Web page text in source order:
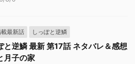
最新話 しっぽと逆鱗
と逆鱗 最新 第17話 ネタバレ＆感想
月子の家